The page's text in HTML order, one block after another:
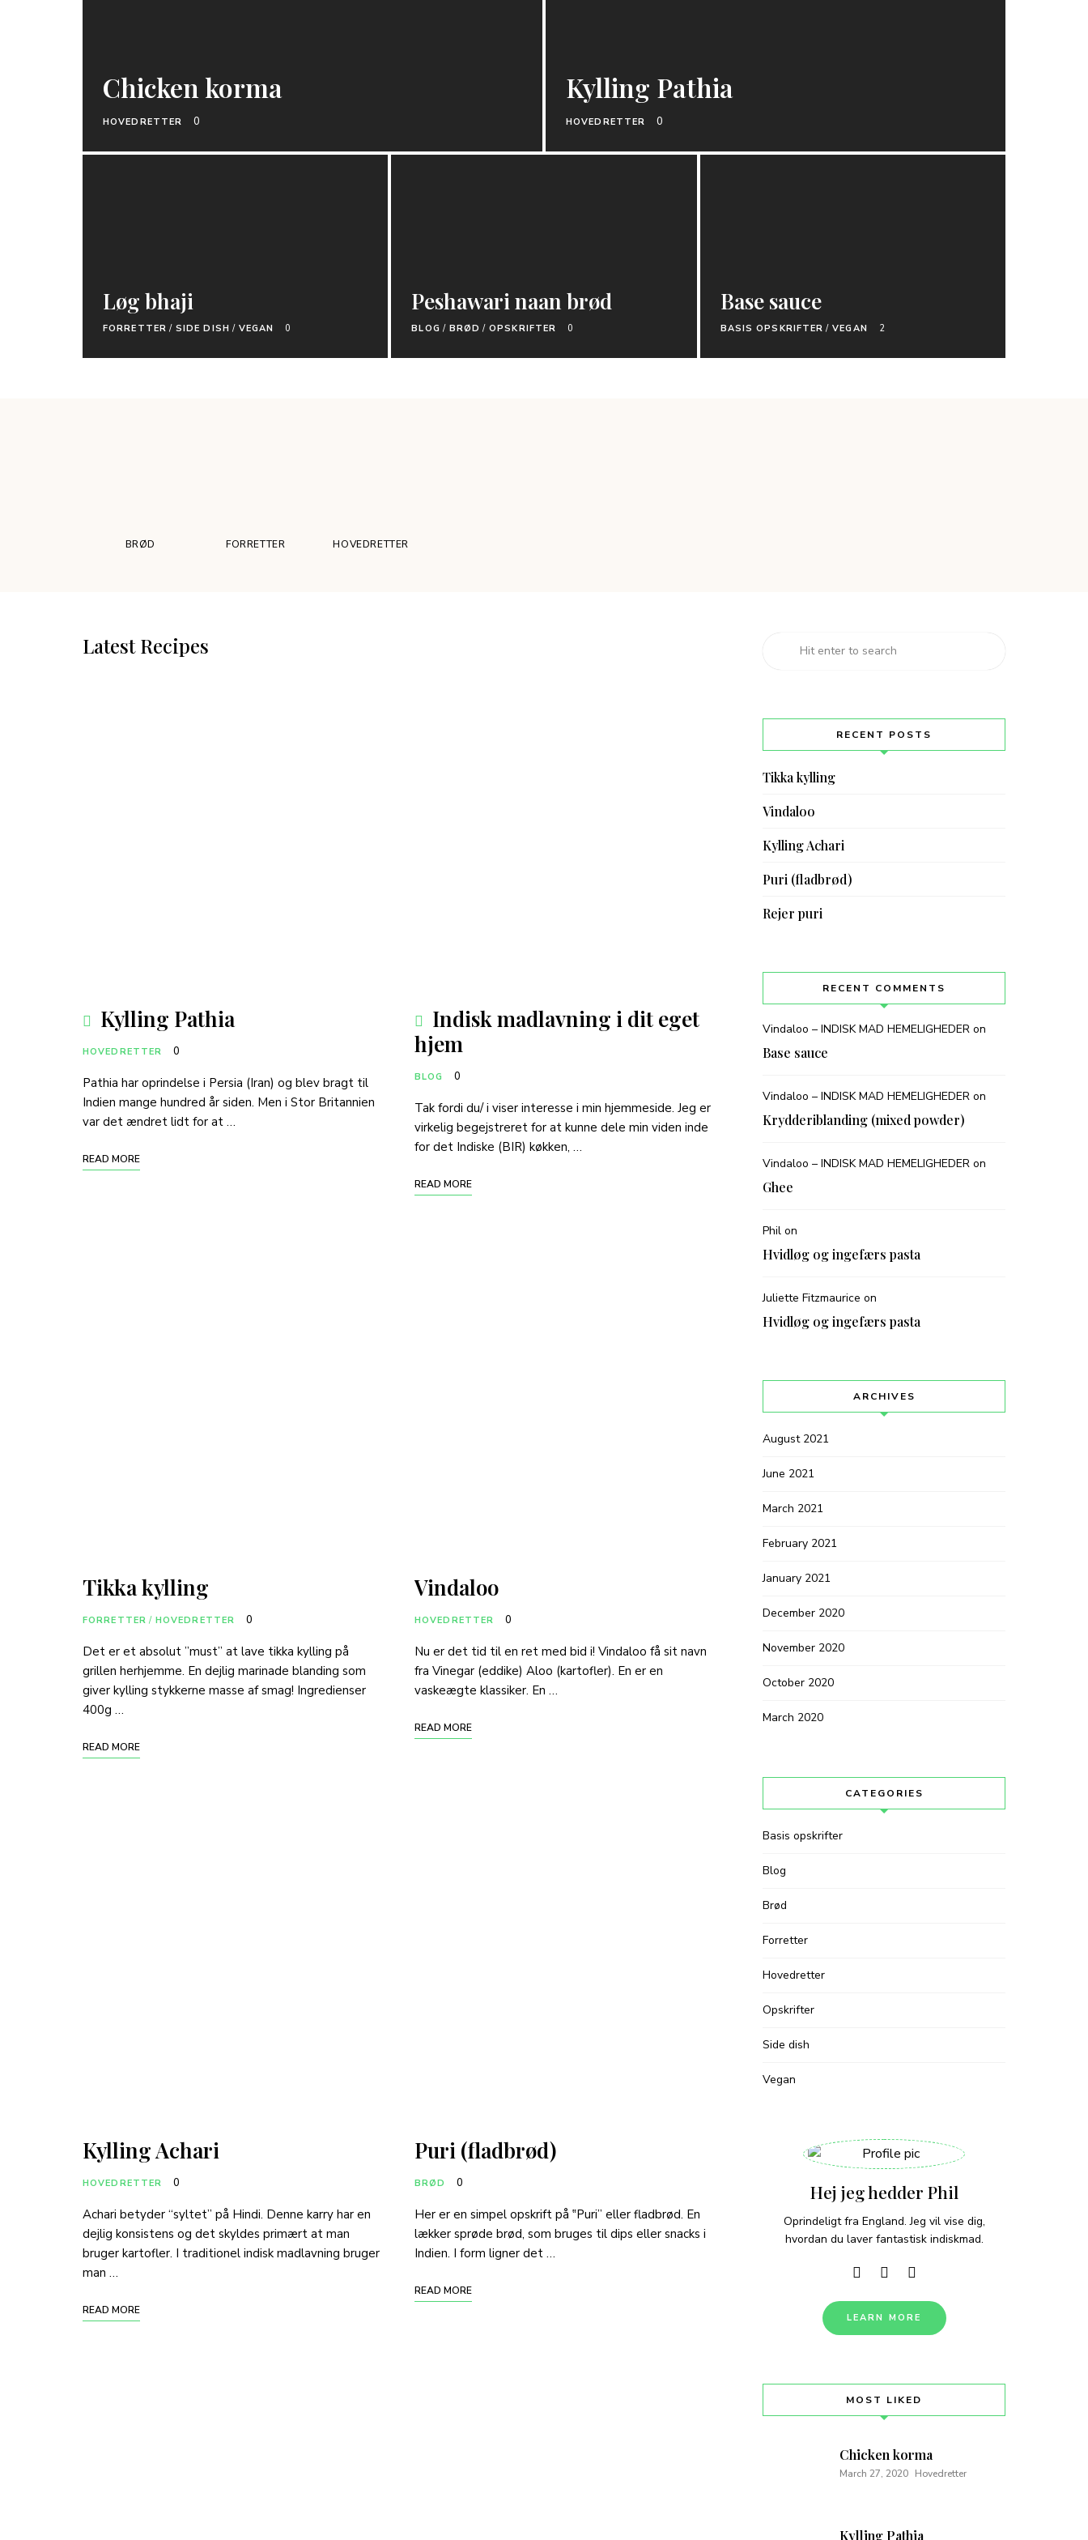
Chicken korma
HOVEDRETTER 0
Kylling Pathia
HOVEDRETTER 0
Løg bhaji
FORRETTER / SIDE DISH / VEGAN 0
Peshawari naan brød
BLOG / BRØD / OPSKRIFTER 0
Base sauce
BASIS OPSKRIFTER / VEGAN 2
BRØD FORRETTER HOVEDRETTER
Latest Recipes
Kylling Pathia
HOVEDRETTER 0
Pathia har oprindelse i Persia (Iran) og blev bragt til
Indien mange hundred år siden. Men i Stor Britannien
var det ændret lidt for at …
READ MORE
Indisk madlavning i dit eget
hjem
BLOG 0
Tak fordi du/ i viser interesse i min hjemmeside. Jeg er
virkelig begejstreret for at kunne dele min viden inde
for det Indiske (BIR) køkken, …
READ MORE
Tikka kylling
FORRETTER / HOVEDRETTER 0
Det er et absolut ”must” at lave tikka kylling på
grillen herhjemme. En dejlig marinade blanding som
giver kylling stykkerne masse af smag! Ingredienser
400g …
READ MORE
Vindaloo
HOVEDRETTER 0
Nu er det tid til en ret med bid i! Vindaloo få sit navn
fra Vinegar (eddike) Aloo (kartofler). En er en
vaskeægte klassiker. En …
READ MORE
Kylling Achari
HOVEDRETTER 0
Achari betyder “syltet” på Hindi. Denne karry har en
dejlig konsistens og det skyldes primært at man
bruger kartofler. I traditionel indisk madlavning bruger
man …
READ MORE
Puri (fladbrød)
BRØD 0
Her er en simpel opskrift på ‟Puri” eller fladbrød. En
lækker sprøde brød, som bruges til dips eller snacks i
Indien. I form ligner det …
READ MORE
RECENT POSTS
Tikka kylling
Vindaloo
Kylling Achari
Puri (fladbrød)
Rejer puri
RECENT COMMENTS
Vindaloo – INDISK MAD HEMELIGHEDER on
Base sauce
Vindaloo – INDISK MAD HEMELIGHEDER on
Krydderiblanding (mixed powder)
Vindaloo – INDISK MAD HEMELIGHEDER on
Ghee
Phil on
Hvidløg og ingefærs pasta
Juliette Fitzmaurice on
Hvidløg og ingefærs pasta
ARCHIVES
August 2021
June 2021
March 2021
February 2021
January 2021
December 2020
November 2020
October 2020
March 2020
CATEGORIES
Basis opskrifter
Blog
Brød
Forretter
Hovedretter
Opskrifter
Side dish
Vegan
Hej jeg hedder Phil
Oprindeligt fra England. Jeg vil vise dig,
hvordan du laver fantastisk indiskmad.
LEARN MORE
MOST LIKED
Chicken korma
March 27, 2020 Hovedretter
Kylling Pathia